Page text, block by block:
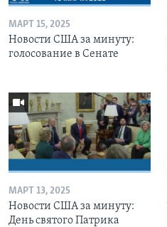
МАРТ 15, 2025
Новости США за минуту:
голосование в Сенате
МАРТ 13, 2025
Новости США за минуту:
День святого Патрика